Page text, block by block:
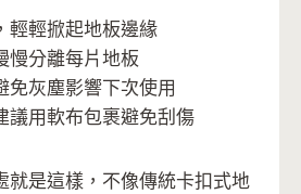
輕輕掀起地板邊緣
慢分離每片地板
免灰塵影響下次使用
議用軟布包裹避免刮傷
就是這樣，不像傳統卡扣式地